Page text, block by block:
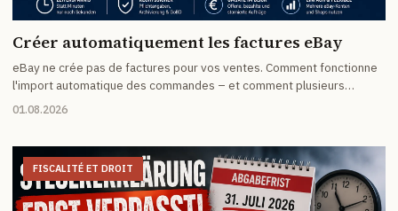
Créer automatiquement les factures eBay
eBay ne crée pas de factures pour vos ventes. Comment fonctionne
l'import automatique des commandes – et comment plusieurs
commandes d'un même acheteur arrivent sur une seule facture.
01.08.2026
FISCALITÉ ET DROIT